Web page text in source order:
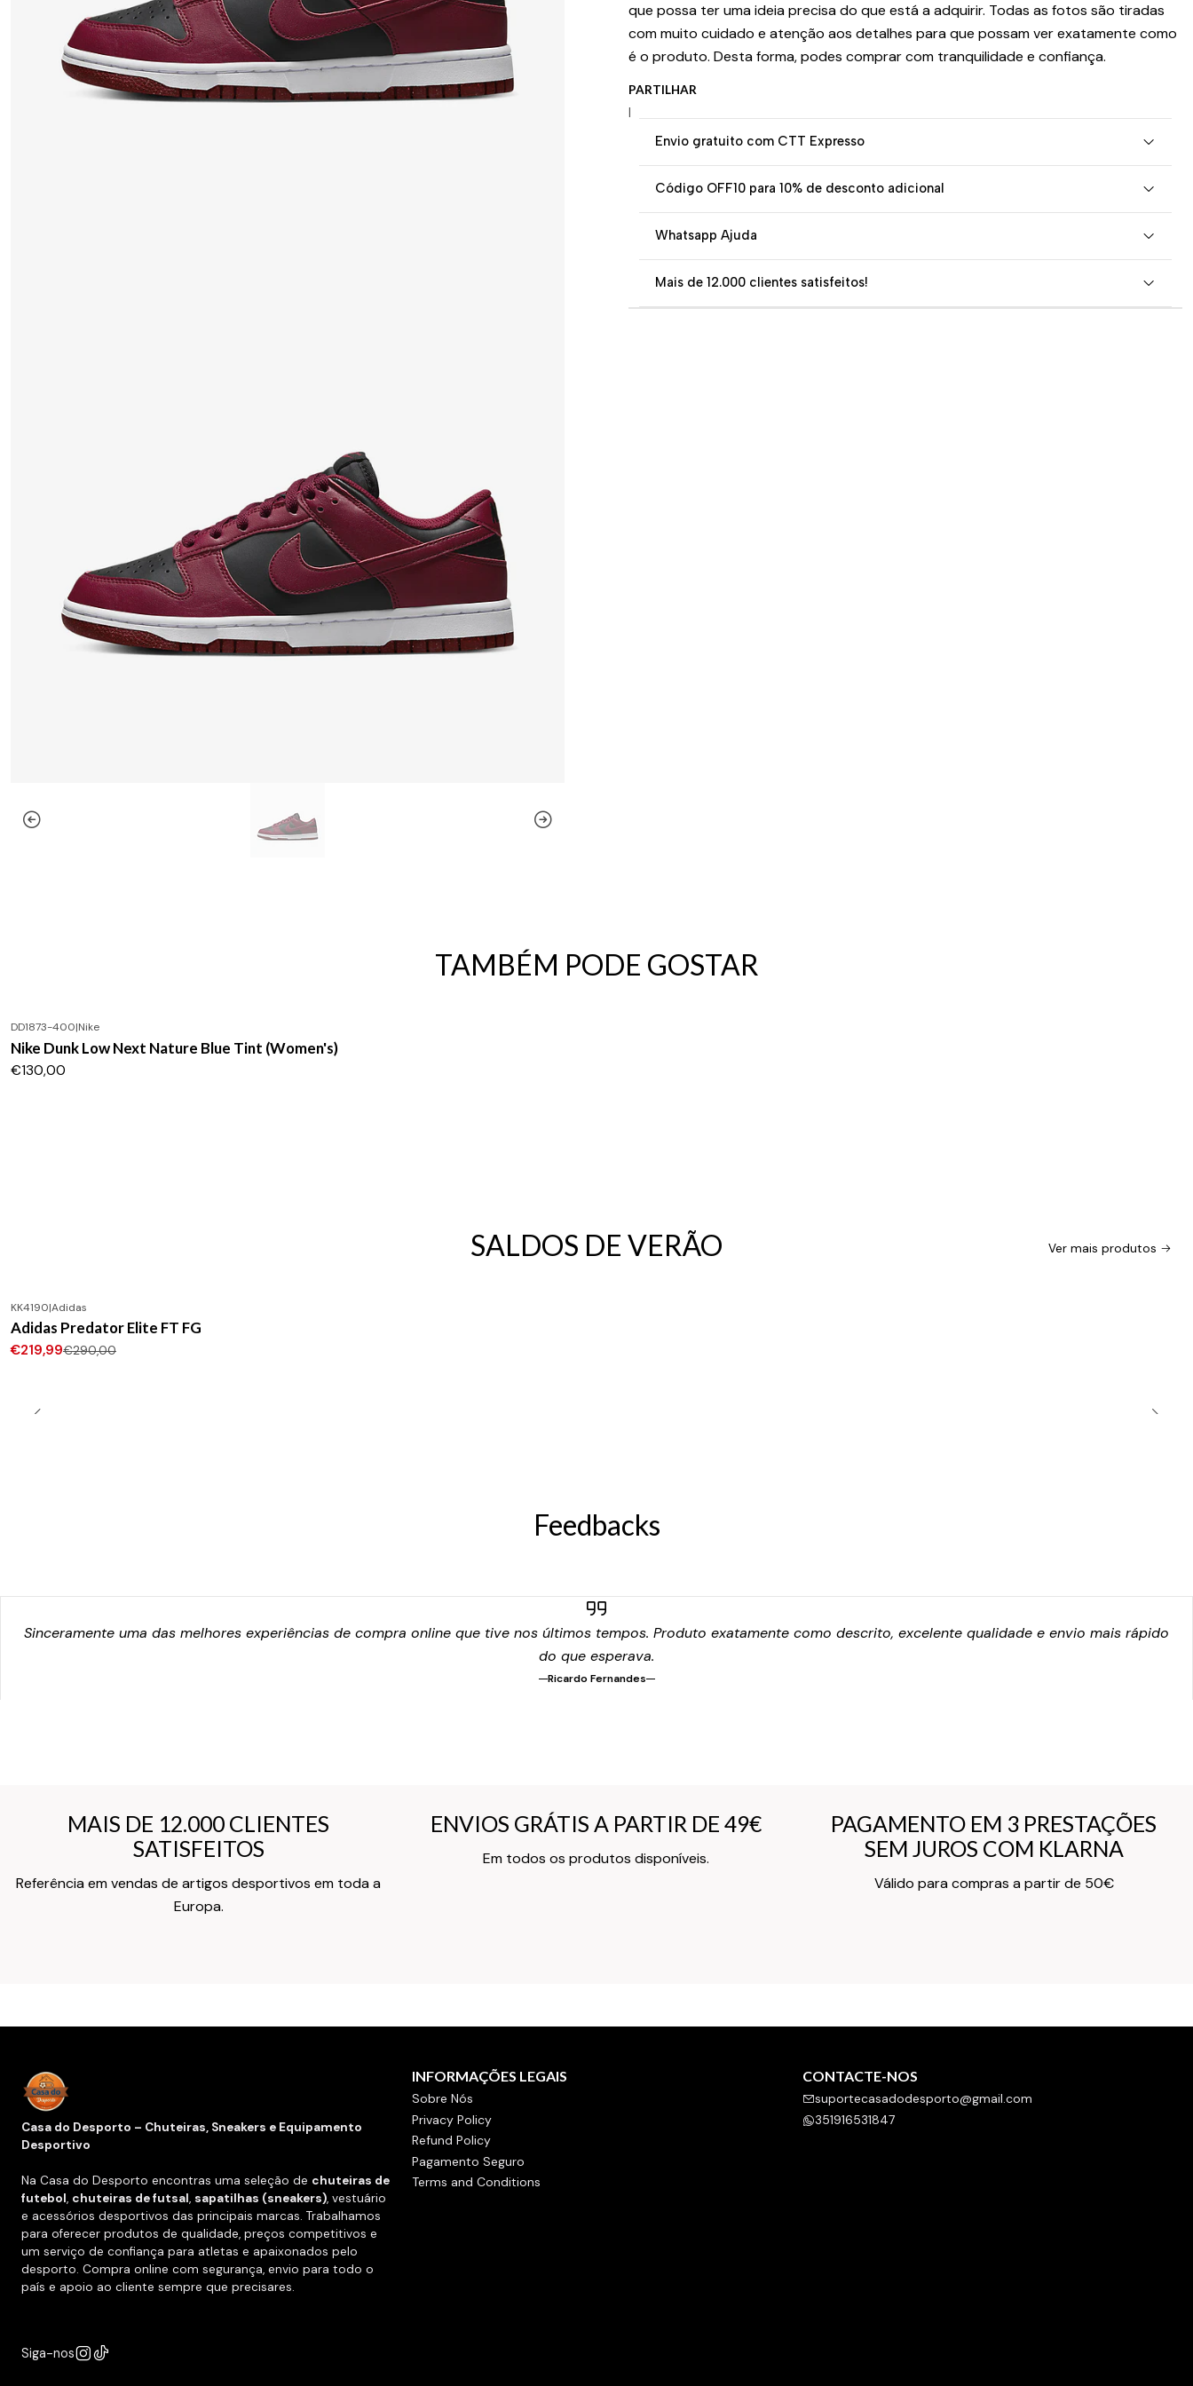
que possa ter uma ideia precisa do que está a adquirir. Todas as fotos são tiradas
com muito cuidado e atenção aos detalhes para que possam ver exatamente como
é o produto. Desta forma, podes comprar com tranquilidade e confiança.
PARTILHAR
|
Envio gratuito com CTT Expresso
Código OFF10 para 10% de desconto adicional
Whatsapp Ajuda
Mais de 12.000 clientes satisfeitos!
TAMBÉM PODE GOSTAR
DD1873-400|Nike
Nike Dunk Low Next Nature Blue Tint (Women's)
€130,00
SALDOS DE VERÃO Ver mais produtos
-24%DESCONTO
Novo
KK4190|Adidas
Adidas Predator Elite FT FG
€219,99€290,00
Feedbacks
Sinceramente uma das melhores experiências de compra online que tive nos últimos tempos. Produto exatamente como descrito, excelente qualidade e envio mais rápido
do que esperava.
Ricardo Fernandes
MAIS DE 12.000 CLIENTES
SATISFEITOS
Referência em vendas de artigos desportivos em toda a
Europa.
MAIS DE 12.000 CLIENTES
SATISFEITOS
Texto do Verso do Cartão de Informação
ENVIOS GRÁTIS A PARTIR DE 49€
Em todos os produtos disponíveis.
ENVIOS GRÁTIS A PARTIR DE 49€
Texto do Verso do Cartão de Informação
PAGAMENTO EM 3 PRESTAÇÕES
SEM JUROS COM KLARNA
Válido para compras a partir de 50€
PAGAMENTO EM 3 PRESTAÇÕES
SEM JUROS COM KLARNA
Texto do Verso do Cartão de Informação
Casa do Desporto – Chuteiras, Sneakers e Equipamento
Desportivo
Na Casa do Desporto encontras uma seleção de chuteiras de
futebol, chuteiras de futsal, sapatilhas (sneakers), vestuário
e acessórios desportivos das principais marcas. Trabalhamos
para oferecer produtos de qualidade, preços competitivos e
um serviço de confiança para atletas e apaixonados pelo
desporto. Compra online com segurança, envio para todo o
país e apoio ao cliente sempre que precisares.
Siga-nos
INFORMAÇÕES LEGAIS
Sobre Nós
Privacy Policy
Refund Policy
Pagamento Seguro
Terms and Conditions
CONTACTE-NOS
suportecasadodesporto@gmail.com
351916531847